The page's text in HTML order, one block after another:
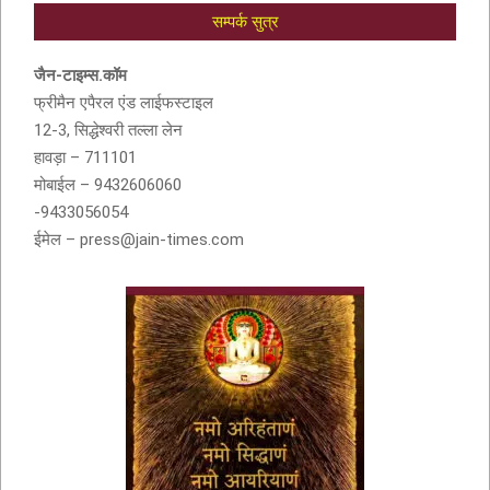
आदरणीय सुशीला देवी बांठिया (SUSHILA DEVI
नवकार मंत्र में णमो अरिहंताणं
सम्पर्क सुत्र
जैन-टाइम्स.कॉम
फ्रीमैन एपैरल एंड लाईफस्टाइल
12-3, सिद्धेश्वरी तल्ला लेन
हावड़ा – 711101
मोबाईल – 9432606060
-9433056054
ईमेल – press@jain-times.com